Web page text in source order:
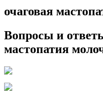
очаговая
Вопросы и
мастопатия